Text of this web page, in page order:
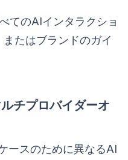
てのAIインタラクショ
たはブランドのガイ
チプロバイダーオ
ースのために異なるAI